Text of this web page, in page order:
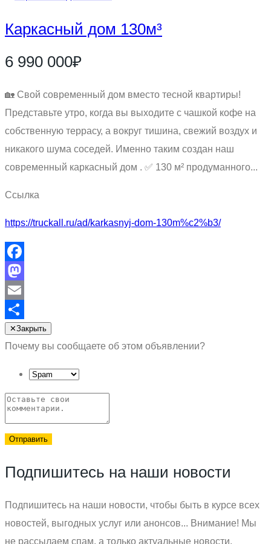
Каркасный дом 130м³
6 990 000₽
🏡 Свой современный дом вместо тесной квартиры!
Представьте утро, когда вы выходите с чашкой кофе на
собственную террасу, а вокруг тишина, свежий воздух и
никакого шума соседей. Именно таким создан наш
современный каркасный дом . ✅ 130 м² продуманного...
Ссылка
https://truckall.ru/ad/karkasnyj-dom-130m%c2%b3/
Facebook
Mastodon
Email
Отправить
✕Закрыть
Почему вы сообщаете об этом объявлении?
Отправить
Подпишитесь на наши новости
Подпишитесь на наши новости, чтобы быть в курсе всех
новостей, выгодных услуг или анонсов... Внимание! Мы
не рассылаем спам, а только актуальные новости,